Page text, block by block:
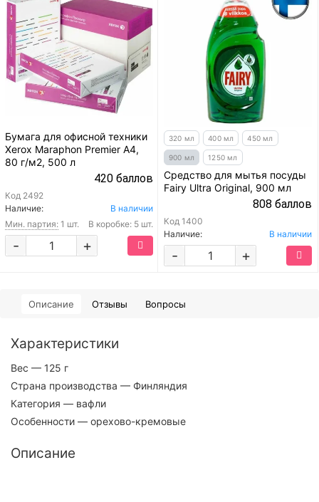
Бумага для офисной техники
Xerox Maraphon Premier A4,
80 г/м2, 500 л
420 баллов
Код 2492
Наличие:
В наличии
Мин. партия: 1 шт. В коробке: 5 шт.
+
-
320 мл 400 мл 450 мл
900 мл 1250 мл
Средство для мытья посуды
Fairy Ultra Original, 900 мл
808 баллов
Код 1400
Наличие:
В наличии
+
-
Описание Отзывы Вопросы
Характеристики
Вес — 125 г
Страна производства — Финляндия
Категория — вафли
Особенности — орехово-кремовые
Описание